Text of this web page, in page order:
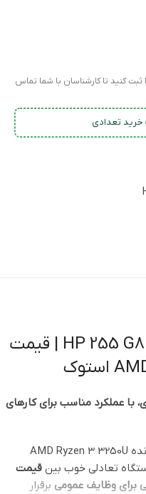
ثبت کنید تا کارشناسان با شما تماس
تعدادی
لپ تاپ اچ پی استوک HP 255 G8 R3 | قیمت
با عملکرد مناسب برای کارهای
لپ تاپ استوک HP 255 G8 R3 با پردازنده AMD Ryzen 3 3250U
تعادلی خوب بین قیمت
برای وظایف عمومی برقرار